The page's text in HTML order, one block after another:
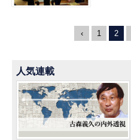
‹ 1 2
人気連載